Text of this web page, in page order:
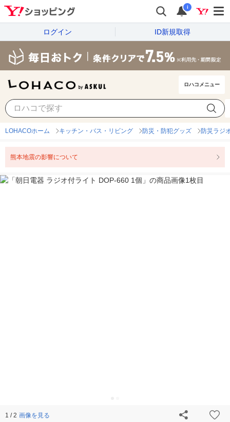
i
ログイン ID新規取得
ロハコメニュー
LOHACOホーム キッチン・バス・リビング 防災・防犯グッズ 防災ラジ
熊本地震の影響について
1 / 2 画像を見る